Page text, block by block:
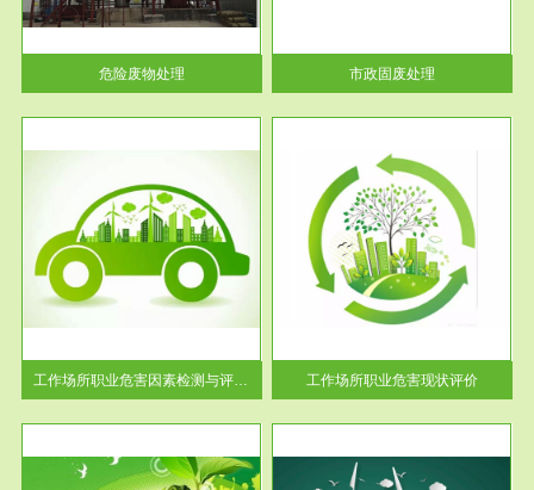
危险废物处理
废物处理业务包括市政废物的处
理处...
市政固废处理
工作场所职业危害因素检测与评价...
服务范围
工作场所职业危害现状评价
【现状评价意义】：具体因素---
-通过质谱分析等多种手段明确
工作场...
工作场所职业危害现状评价